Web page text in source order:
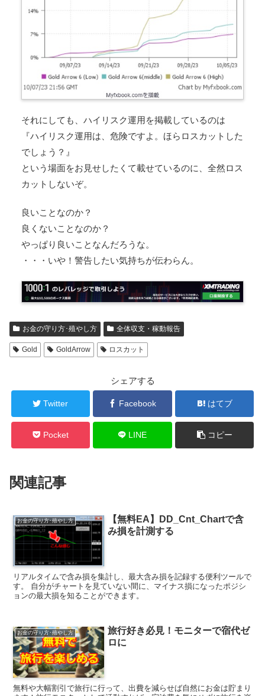
それにしても、ハイリスク運用を掲載しているのは
『ハイリスク運用は、危険ですよ。ほらロスカットした
でしょう？』
という場面をお見せしたくて載せているのに、全然ロス
カットしないぞ。
良いことなのか？
良くないことなのか？
やっぱり良いことなんだろうな。
・・・いや！警告したい気持ちが伝わらん。
お金の守り方･殖やし方 全体収支・稼動報告
Gold GoldArrow ロスカット
シェアする
Twitter Facebook はてブ
Pocket LINE コピー
関連記事
お金の守り方･殖やし方
【無料EA】DD_Cnt_Chartで含
み損を計測する
リアルタイムで含み損を集計し、最大含み損を記録する便利ツールで
す。 自分がチャートを見ていない間に、マイナス損になったポジシ
ョンの最大損を知ることができます。
お金の守り方･殖やし方
旅行好き必見！モニターで宿代ゼ
ロに
無料や大幅割引で旅行に行って、出費を減らせば自然にお金は貯まり